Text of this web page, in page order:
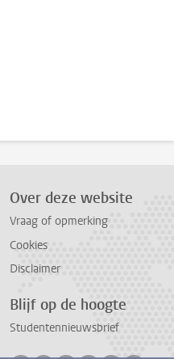
Over deze website
Vraag of opmerking
Cookies
Disclaimer
Blijf op de hoogte
Studentennieuwsbrief